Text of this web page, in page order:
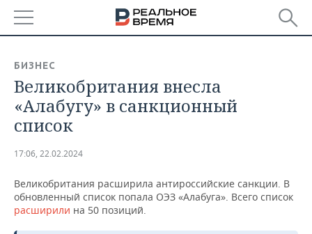
БАШКОРТОСТАН
ТАТАРСТАН
НОВОСТИ
АНАЛИТИКА
ДЕКЛАРАЦИИ О ДОХОДАХ
КОРОЛИ ГОСЗАКАЗА ПФО
НОВОСТИ ЭКОНОМИКИ
ФИНАНСЫ
ПРОМЫШЛЕННОСТЬ
НОВОСТИ
ПРОМЫШЛЕННОСТИ
НЕДВИЖИМОСТЬ
БИЗНЕС
Великобритания внесла
«Алабугу» в санкционный
список
17:06, 22.02.2024
Великобритания расширила антироссийские санкции. В
обновленный список попала ОЭЗ «Алабуга». Всего список
расширили на 50 позиций.